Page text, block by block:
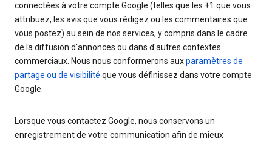
connectées à votre compte Google (telles que les +1 que vous
attribuez, les avis que vous rédigez ou les commentaires que
vous postez) au sein de nos services, y compris dans le cadre
de la diffusion d'annonces ou dans d'autres contextes
commerciaux. Nous nous conformerons auxparamètres de
partage ou de visibilité que vous définissez dans votre compte
Google.
Lorsque vous contactez Google, nous conservons un
enregistrement de votre communication afin de mieux